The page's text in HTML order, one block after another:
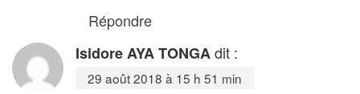
Répondre
Isidore AYA TONGAdit :
29 août 2018 à 15 h 51 min